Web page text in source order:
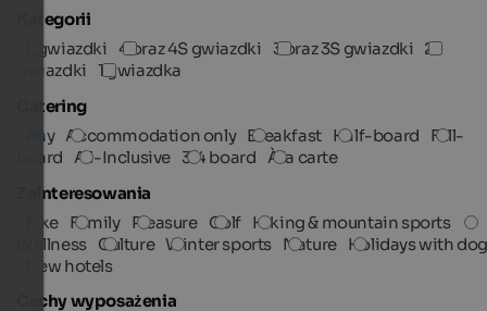
Kategorii
5 gwiazdki 4 oraz 4S gwiazdki 3 oraz 3S gwiazdki 2
gwiazdki 1 gwiazdka
Catering
Any Accommodation only Breakfast Half-board
Full-
board All-Inclusive 3/4 board À la carte
Zainteresowania
Bike Family Pleasure Golf Hiking & mountain sports
Wellness Culture Winter sports Nature Holidays with
New hotels
Cechy wyposażenia